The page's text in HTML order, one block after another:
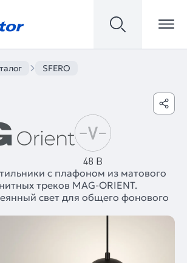
SFERO
с плафоном из матового
треков MAG-ORIENT.
свет для общего фонового